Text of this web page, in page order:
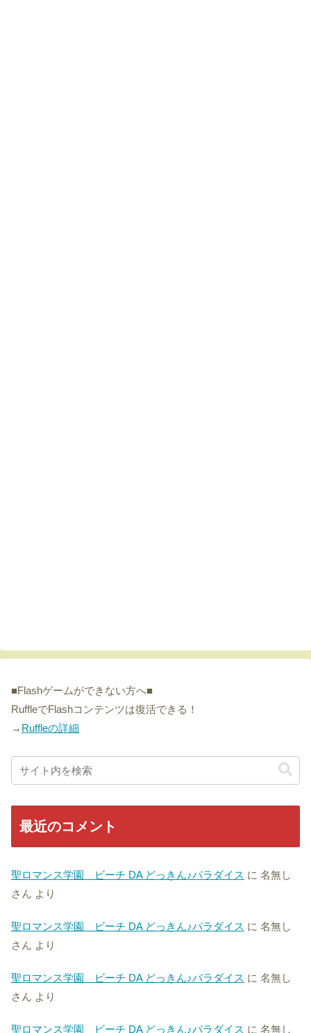
■Flashゲームができない方へ■
RuffleでFlashコンテンツは復活できる！
→ Ruffleの詳細
最近のコメント
聖ロマンス学園 ビーチ DA どっきん♪パラダイス に 名無し
さん より
聖ロマンス学園 ビーチ DA どっきん♪パラダイス に 名無し
さん より
聖ロマンス学園 ビーチ DA どっきん♪パラダイス に 名無し
さん より
聖ロマンス学園 ビーチ DA どっきん♪パラダイス に 名無し